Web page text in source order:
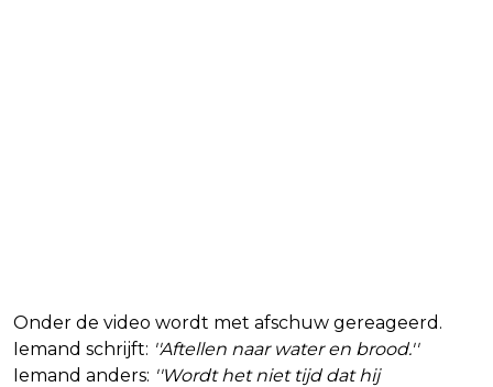
Onder de video wordt met afschuw gereageerd.
Iemand schrijft: ''Aftellen naar water en brood.''
Iemand anders: ''Wordt het niet tijd dat hij